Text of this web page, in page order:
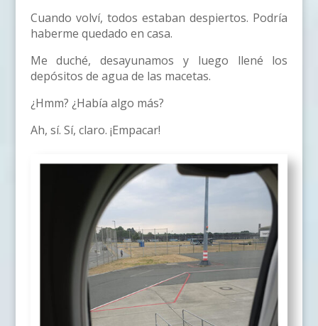
Cuando volví, todos estaban despiertos. Podría
haberme quedado en casa.
Me duché, desayunamos y luego llené los
depósitos de agua de las macetas.
¿Hmm? ¿Había algo más?
Ah, sí. Sí, claro. ¡Empacar!